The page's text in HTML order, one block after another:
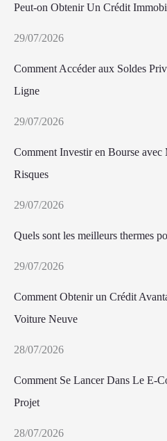
Peut-on Obtenir Un Crédit
29/07/2026
Comment Accéder aux Soldes
Ligne
29/07/2026
Comment Investir en Bourse avec
Risques
29/07/2026
Quels sont les meilleurs thermes
29/07/2026
Comment Obtenir un Crédit
Voiture Neuve
28/07/2026
Comment Se Lancer Dans Le E-
Projet
28/07/2026